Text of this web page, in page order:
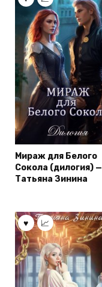
Мираж для Белого
Сокола (дилогия) —
Татьяна Зинина